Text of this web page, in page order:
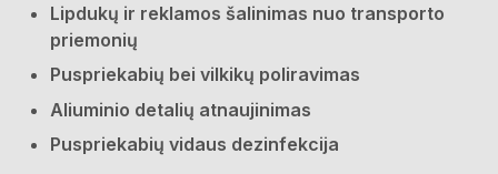
Lipdukų ir reklamos šalinimas nuo transporto
priemonių
Puspriekabių bei vilkikų poliravimas
Aliuminio detalių atnaujinimas
Puspriekabių vidaus dezinfekcija